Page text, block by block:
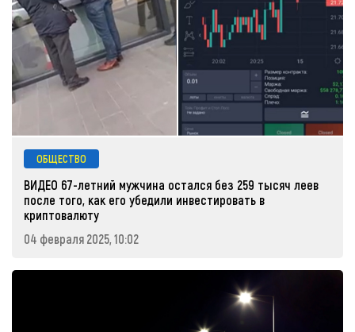
ОБЩЕСТВО
ВИДЕО 67-летний мужчина остался без 259 тысяч леев
после того, как его убедили инвестировать в
криптовалюту
04 февраля 2025, 10:02